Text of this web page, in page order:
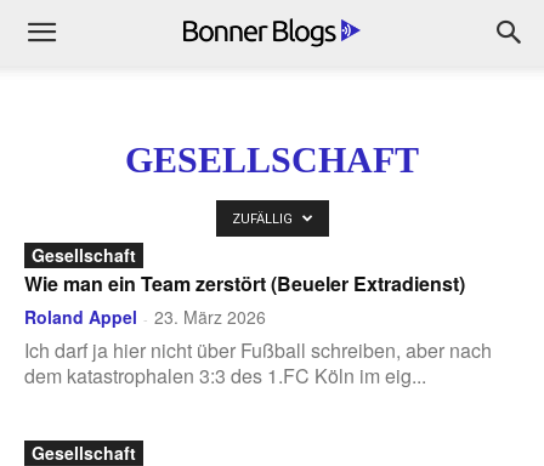
GESELLSCHAFT
ZUFÄLLIG
Gesellschaft
Wie man ein Team zerstört (Beueler Extradienst)
Roland Appel - 23. März 2026
Ich darf ja hier nicht über Fußball schreiben, aber nach
dem katastrophalen 3:3 des 1.FC Köln im eig...
Gesellschaft